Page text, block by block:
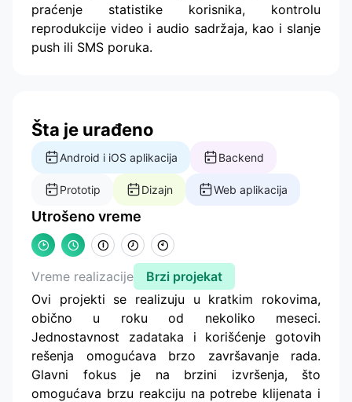
praćenje statistike korisnika, kontrolu
reprodukcije video i audio sadržaja, kao i slanje
push ili SMS poruka.
Šta je urađeno
Android i iOS aplikacija Backend
Prototip Dizajn Web aplikacija
Utrošeno vreme
Vreme realizacije
Brzi projekat
Ovi projekti se realizuju u kratkim rokovima,
obično u roku od nekoliko meseci.
Jednostavnost zadataka i korišćenje gotovih
rešenja omogućava brzo završavanje rada.
Glavni fokus je na brzini izvršenja, što
omogućava brzu reakciju na potrebe klijenata i